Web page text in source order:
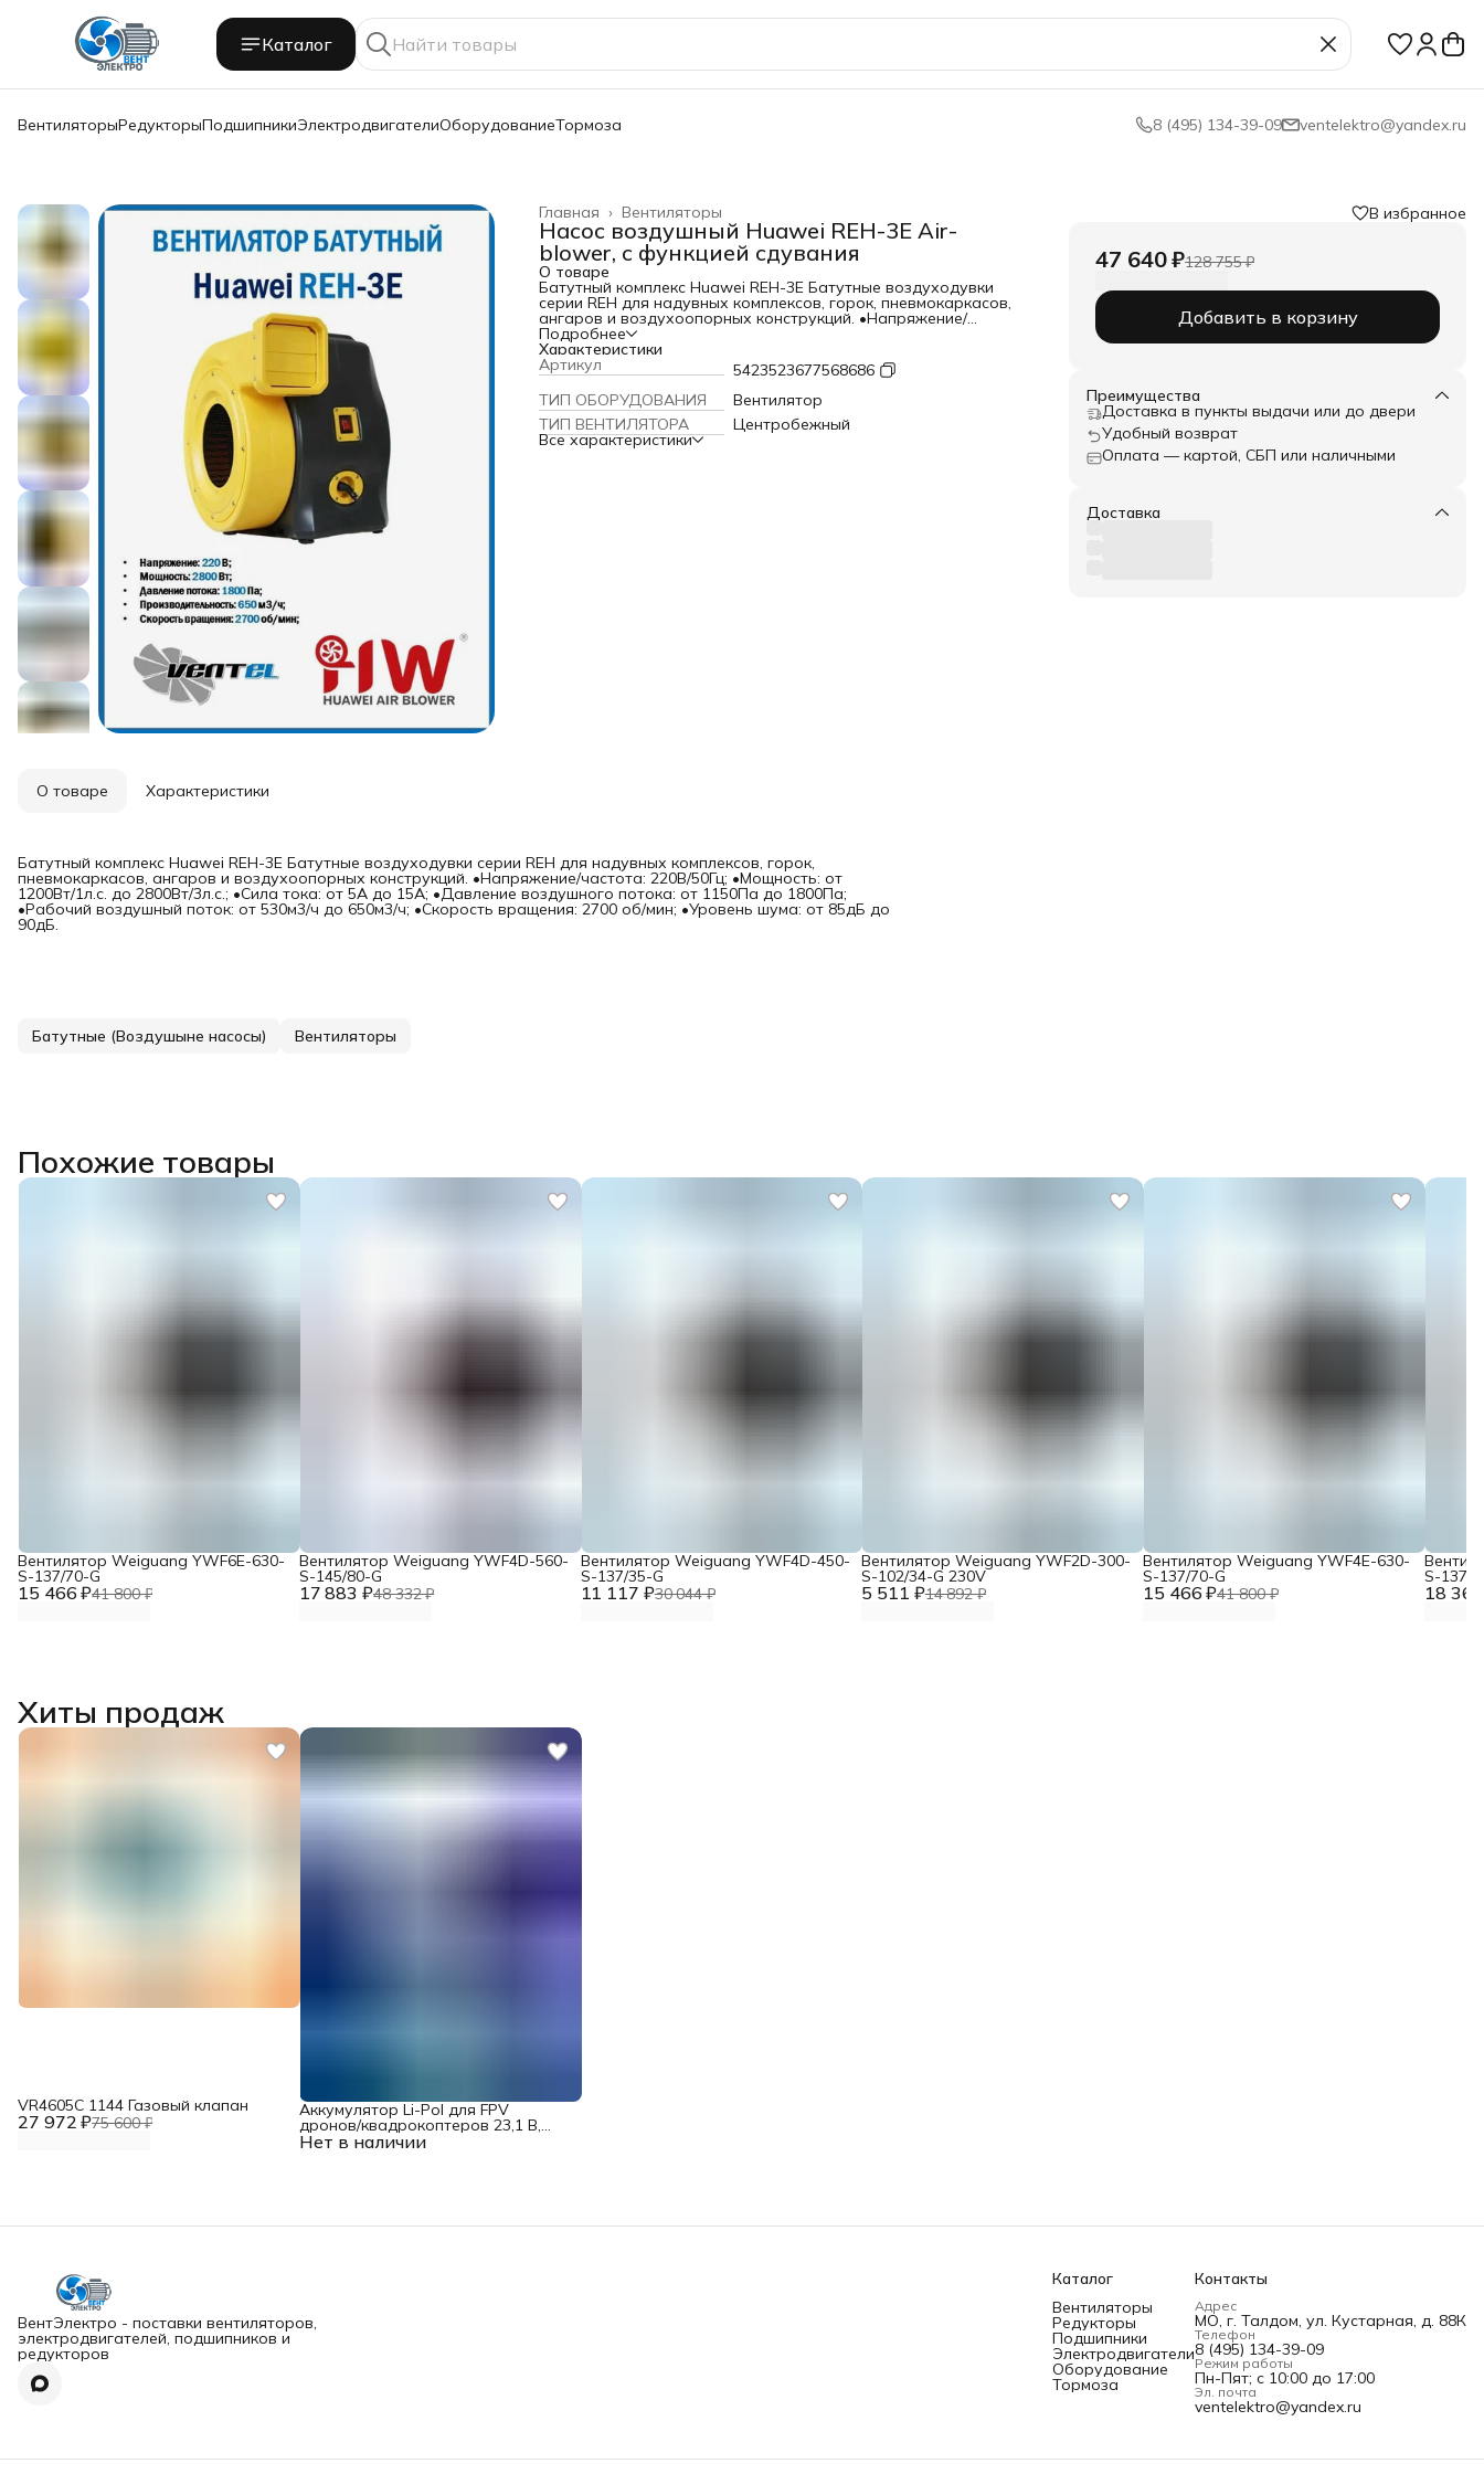
Каталог
ВентиляторыРедукторыПодшипникиЭлектродвигателиОборудованиеТормоза 8 (495) 134-39-09 ventelektro@yandex.ru
Вентиляторы
Главная ›
Насос воздушный Huawei REH-3E Air-
blower, с функцией сдувания
О товаре
Батутный комплекс Huawei REH-3E Батутные воздуходувки
серии REH для надувных комплексов, горок, пневмокаркасов,
ангаров и воздухоопорных конструкций. •Напряжение/
частота: 220В/50Гц; •Мощность: от 1200Вт/1л.с. до 2800Вт/3л.с.;
•Сила тока: от 5А до 15А; •Давление воздушного потока: от
1150Па до 1800Па; •Рабочий воздушный поток: от 530м3/ч до
650м3/ч; •Скорость вращения: 2700 об/мин; •Уровень шума: от
85дБ до 90дБ.
Подробнее
Характеристики
Артикул
5423523677568686
ТИП ОБОРУДОВАНИЯ
Вентилятор
ТИП ВЕНТИЛЯТОРА
Центробежный
Все характеристики
В избранное
47 640 ₽128 755 ₽
Добавить в корзину
Преимущества
Доставка в пункты выдачи или до двери
Удобный возврат
Оплата — картой, СБП или наличными
Доставка
О товаре Характеристики
Батутный комплекс Huawei REH-3E Батутные воздуходувки серии REH для надувных комплексов, горок,
пневмокаркасов, ангаров и воздухоопорных конструкций. •Напряжение/частота: 220В/50Гц; •Мощность: от
1200Вт/1л.с. до 2800Вт/3л.с.; •Сила тока: от 5А до 15А; •Давление воздушного потока: от 1150Па до 1800Па;
•Рабочий воздушный поток: от 530м3/ч до 650м3/ч; •Скорость вращения: 2700 об/мин; •Уровень шума: от 85дБ до
90дБ.
Батутные (Воздушыне насосы) Вентиляторы
Похожие товары
15 466 ₽41 800 ₽
Вентилятор Weiguang YWF6E-630-
S-137/70-G
17 883 ₽48 332 ₽
Вентилятор Weiguang YWF4D-560-
S-145/80-G
11 117 ₽30 044 ₽
Вентилятор Weiguang YWF4D-450-
S-137/35-G
5 511 ₽14 892 ₽
Вентилятор Weiguang YWF2D-300-
S-102/34-G 230V
15 466 ₽41 800 ₽
Вентилятор Weiguang YWF4E-630-
S-137/70-G
18
S-137/
Хиты продаж
27 972 ₽75 600 ₽
VR4605С 1144 Газовый клапан
Нет в наличии
Аккумулятор Li-Pol для FPV
дронов/квадрокоптеров 23,1 В,
10000 мАч, 370 ВТ
ВентЭлектро - поставки вентиляторов,
электродвигателей, подшипников и
редукторов
Каталог
Вентиляторы
Редукторы
Подшипники
Электродвигатели
Оборудование
Тормоза
Контакты
Адрес
МО, г. Талдом, ул. Кустарная, д. 88К
Телефон
8 (495) 134-39-09
Режим работы
Пн-Пят; c 10:00 до 17:00
Эл. почта
ventelektro@yandex.ru